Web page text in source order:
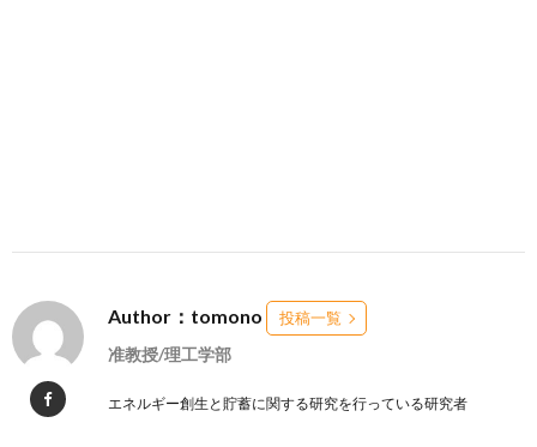
Author：tomono 投稿一覧
准教授/理工学部
エネルギー創生と貯蓄に関する研究を行っている研究者